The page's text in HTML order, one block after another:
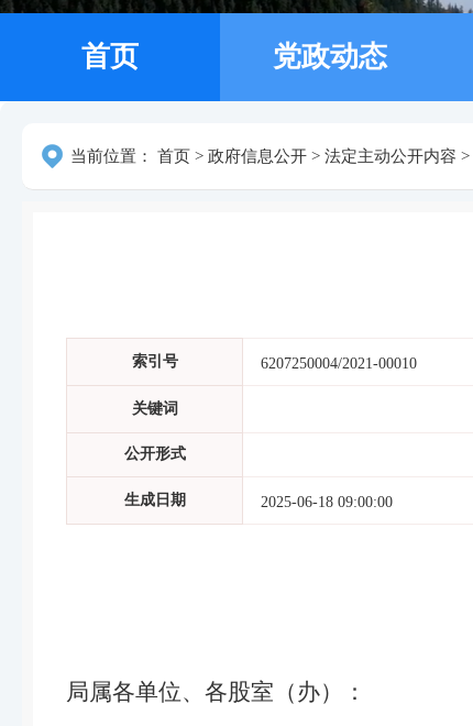
首页 党政动态
当前位置： 首页 > 政府信息公开 > 法定主动公开内容 >
索引号 6207250004/2021-00010
关键词
公开形式
生成日期 2025-06-18 09:00:00
局属各单位、各股室（办）：